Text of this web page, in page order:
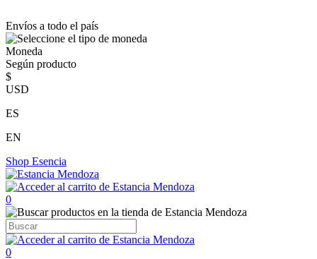
Envíos a todo el país
Moneda
Según producto
$
USD
ES
EN
Shop Esencia
0
0